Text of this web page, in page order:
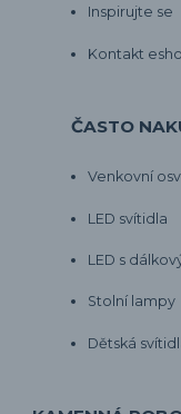
Inspirujte se
Kontakt
ČASTO
Venkovní
LED svítidla
LED s
Stolní lampy
Dětská